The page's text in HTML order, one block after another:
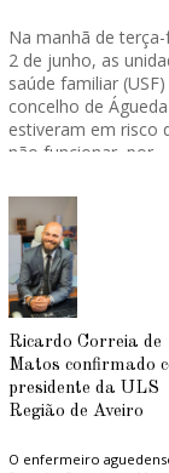
Na manhã de
2 de junho, as
saúde familiar
concelho de Águeda
estiveram em risco
não funcionar, por
empresa que
materiais de limpeza.
“Até às 10h da manhã as
ordens eram - não abrir!”,
afirmou uma funcionária
secretaria da USF Souto
Ao Jornal Soberania do
o coordenador da USF
Rio, Flávio Gouveia,
confirmou que por
insuficiência de material
estado suspenso desde
Ricardo Correia de
Matos confirmado
presidente da ULS
Região de Aveiro
O enfermeiro